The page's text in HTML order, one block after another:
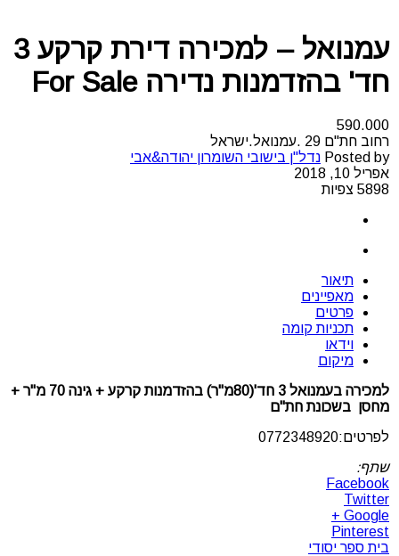
עמנואל – למכירה דירת קרקע 3
חד' בהזדמנות נדירהFor Sale
590.000
רחוב חת"ם 29 .עמנואל.ישראל
Posted by נדל"ן בישובי השומרון יהודה&אבי
אפריל 10, 2018
5898 צפיות
תיאור
מאפיינים
פרטים
תכניות קומה
וידאו
מיקום
למכירה בעמנואל 3 חד'(80מ"ר) בהזדמנות קרקע + גינה 70 מ"ר +
מחסן בשכונת חת"ם
לפרטים:0772348920
שתף:
Facebook
Twitter
Google +
Pinterest
בית ספר יסודי